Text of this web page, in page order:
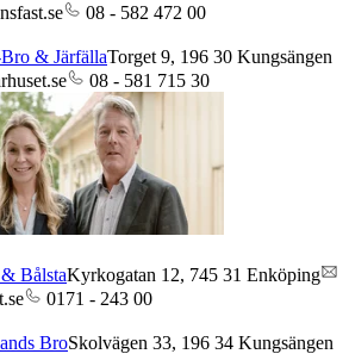
08 - 582 472 00
& JärfällaTorget 9, 196 30 Kungsängen
08 - 581 715 30
BålstaKyrkogatan 12, 745 31 Enköping
0171 - 243 00
BroSkolvägen 33, 196 34 Kungsängen